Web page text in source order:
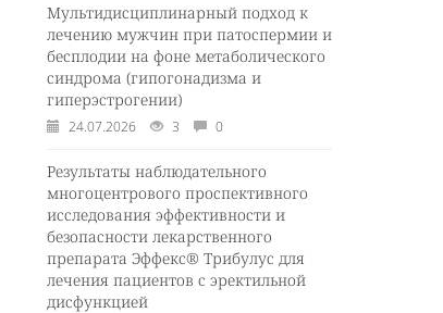
Мультидисциплинарный подход к
лечению мужчин при патоспермии и
бесплодии на фоне метаболического
синдрома (гипогонадизма и
гиперэстрогении)
24.07.2026 3 0
Результаты наблюдательного
многоцентрового проспективного
исследования эффективности и
безопасности лекарственного
препарата Эффекс® Трибулус для
лечения пациентов с эректильной
дисфункцией